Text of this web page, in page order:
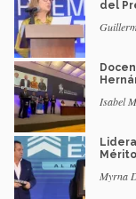
del
Isabel
Myrna